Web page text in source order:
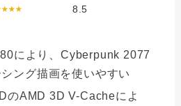
8.5
により、Cyberpunk 2077
ング描画を使いやすい
のAMD 3D V-Cacheによ